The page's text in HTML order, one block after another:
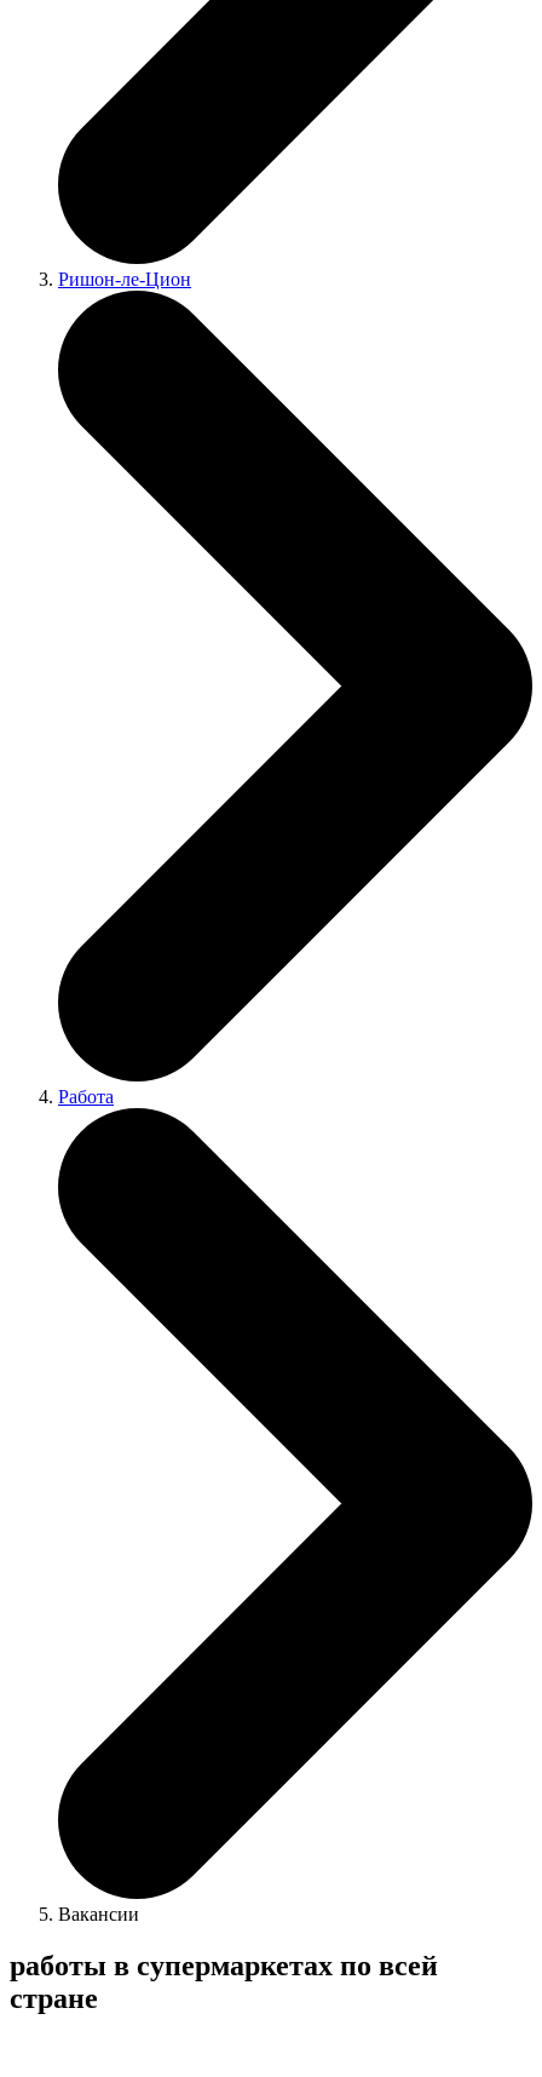
Ришон-ле-Цион
Работа
Вакансии
работы в супермаркетах по всей
стране